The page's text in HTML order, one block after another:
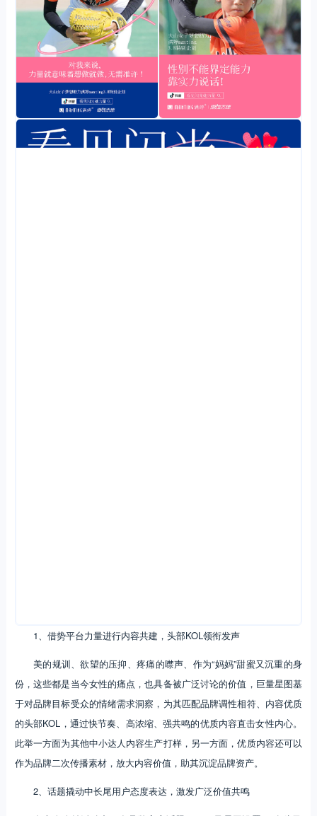
1、借势平台力量进行内容共建，头部KOL领衔发声
美的规训、欲望的压抑、疼痛的噤声、作为“妈妈”甜蜜又沉重的身
份，这些都是当今女性的痛点，也具备被广泛讨论的价值，巨量星图基
于对品牌目标受众的情绪需求洞察，为其匹配品牌调性相符、内容优质
的头部KOL，通过快节奏、高浓缩、强共鸣的优质内容直击女性内心。
此举一方面为其他中小达人内容生产打样，另一方面，优质内容还可以
作为品牌二次传播素材，放大内容价值，助其沉淀品牌资产。
2、话题撬动中长尾用户态度表达，激发广泛价值共鸣